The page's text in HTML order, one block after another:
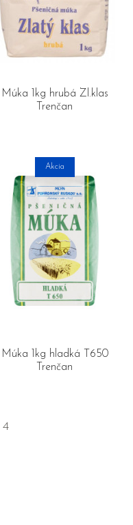
Múka 1kg hrubá Zl.klas
Trenčan
Akcia
Múka 1kg hladká T650
Trenčan
4